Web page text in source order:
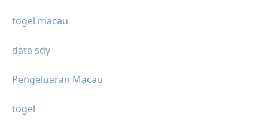
togel macau
data sdy
Pengeluaran Macau
togel